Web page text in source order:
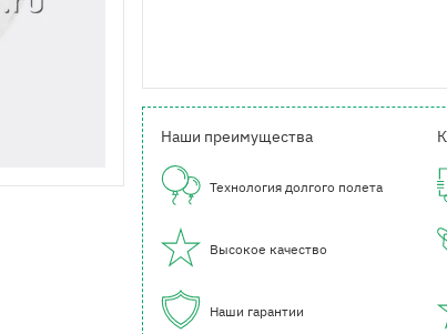
Наши преимущества
Технология долгого полета
Высокое качество
Наши гарантии